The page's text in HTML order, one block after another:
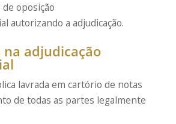
oposição
autorizando a adjudicação.
na adjudicação
lavrada em cartório de notas
de todas as partes legalmente